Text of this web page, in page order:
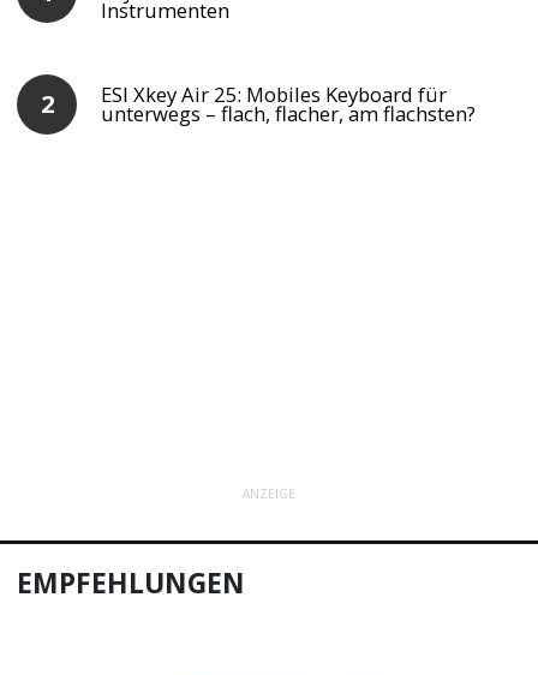
Instrumenten
ESI Xkey Air 25: Mobiles Keyboard für
unterwegs – flach, flacher, am flachsten?
ANZEIGE
EMPFEHLUNGEN